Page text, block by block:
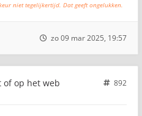
niet tegelijkertijd. Dat geeft ongelukken.
zo 09 mar 2025, 19:57
of op het web
892